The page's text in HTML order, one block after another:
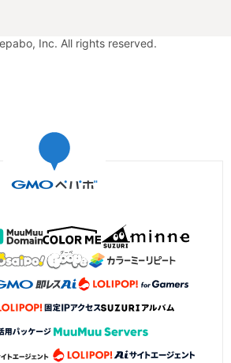
Inc. All rights reserved.